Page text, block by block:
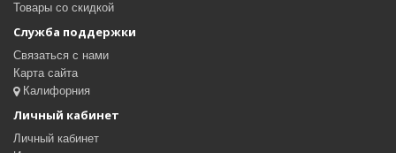
Товары со скидкой
Служба поддержки
Связаться с нами
Карта сайта
Калифорния
Личный кабинет
Личный кабинет